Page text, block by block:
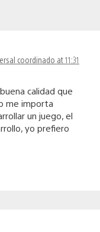
coordinado at 11:31
calidad que
me importa
un juego, el
yo prefiero